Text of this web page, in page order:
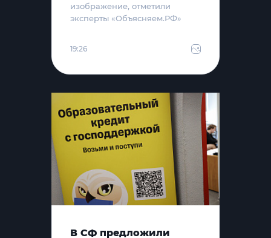
изображение, отметили
эксперты «Объясняем.РФ»
19:26
В СФ предложили